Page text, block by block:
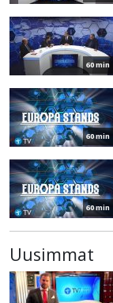
60 min
60 min
60 min
Uusimmat